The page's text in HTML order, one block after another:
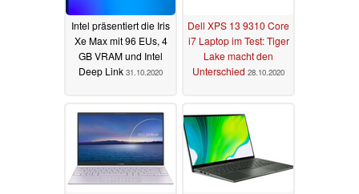
Intel präsentiert die Iris
Xe Max mit 96 EUs, 4
GB VRAM und Intel
Deep Link 31.10.2020
Dell XPS 13 9310 Core
i7 Laptop im Test: Tiger
Lake macht den
Unterschied 28.10.2020